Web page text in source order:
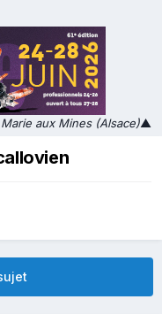
aux Mines (Alsace)▲